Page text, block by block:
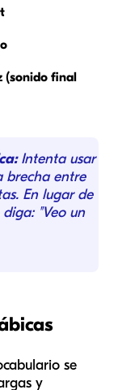
(sonido final
Intenta usar
brecha entre
En lugar de
"Veo un
se
y